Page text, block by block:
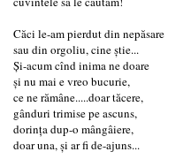
Căci le-am pierdut din nepăsare
sau din orgoliu, cine știe...
Și-acum cînd inima ne doare
și nu mai e vreo bucurie,
ce ne rămâne.....doar tăcere,
gânduri trimise pe ascuns,
dorința dup-o mângâiere,
doar una, și ar fi de-ajuns...